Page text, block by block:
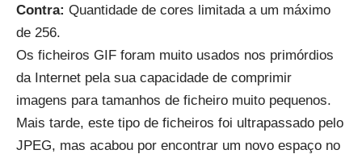
Contra: Quantidade de cores limitada a um máximo
de 256.
Os ficheiros GIF foram muito usados nos primórdios
da Internet pela sua capacidade de comprimir
imagens para tamanhos de ficheiro muito pequenos.
Mais tarde, este tipo de ficheiros foi ultrapassado pelo
JPEG, mas acabou por encontrar um novo espaço no